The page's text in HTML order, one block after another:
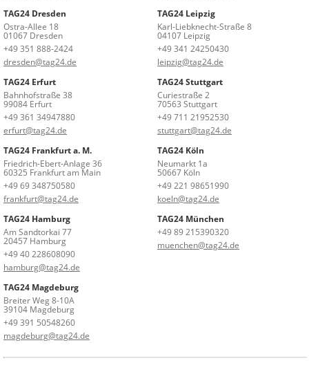
TAG24 Dresden
Ostra-Allee 18
01067 Dresden
+49 351 888-2424
dresden@tag24.de
TAG24 Leipzig
Karl-Liebknecht-Straße 8
04107 Leipzig
+49 341 24250430
leipzig@tag24.de
TAG24 Erfurt
Bahnhofstraße 38
99084 Erfurt
+49 361 34947880
erfurt@tag24.de
TAG24 Stuttgart
Curiestraße 2
70563 Stuttgart
+49 711 21952530
stuttgart@tag24.de
TAG24 Frankfurt a. M.
Friedrich-Ebert-Anlage 36
60325 Frankfurt am Main
+49 69 348750580
frankfurt@tag24.de
TAG24 Köln
Neumarkt 1a
50667 Köln
+49 221 98651990
koeln@tag24.de
TAG24 Hamburg
Am Sandtorkai 77
20457 Hamburg
+49 40 228608090
hamburg@tag24.de
TAG24 München
+49 89 215390320
muenchen@tag24.de
TAG24 Magdeburg
Breiter Weg 8-10A
39104 Magdeburg
+49 391 50548260
magdeburg@tag24.de